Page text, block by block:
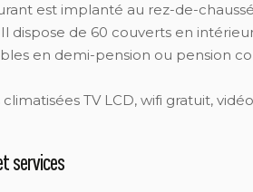
est implanté au rez-de-
dispose de 60 couverts en
en demi-pension ou pension
TV LCD, wifi gratuit,
services